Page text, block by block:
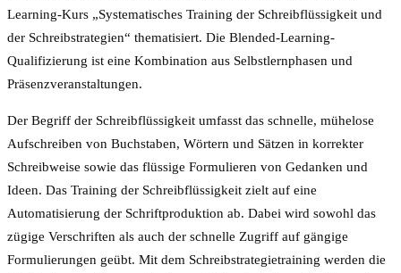
Learning-Kurs „Systematisches Training der Schreibflüssigkeit und
der Schreibstrategien“ thematisiert. Die Blended-Learning-
Qualifizierung ist eine Kombination aus Selbstlernphasen und
Präsenzveranstaltungen.
Der Begriff der Schreibflüssigkeit umfasst das schnelle, mühelose
Aufschreiben von Buchstaben, Wörtern und Sätzen in korrekter
Schreibweise sowie das flüssige Formulieren von Gedanken und
Ideen. Das Training der Schreibflüssigkeit zielt auf eine
Automatisierung der Schriftproduktion ab. Dabei wird sowohl das
zügige Verschriften als auch der schnelle Zugriff auf gängige
Formulierungen geübt. Mit dem Schreibstrategietraining werden die